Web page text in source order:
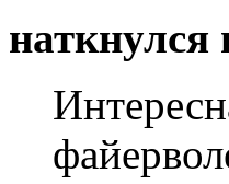
наткнулся